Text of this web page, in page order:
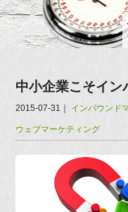
中小企業こそイン
2015-07-31 インバウンド
ウェブマーケティング